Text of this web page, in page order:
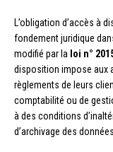
L’obligation d’accès à
fondement juridique
modifié par la loi n°
disposition impose aux
règlements de leurs
comptabilité ou de
à des conditions
d’archivage des données.